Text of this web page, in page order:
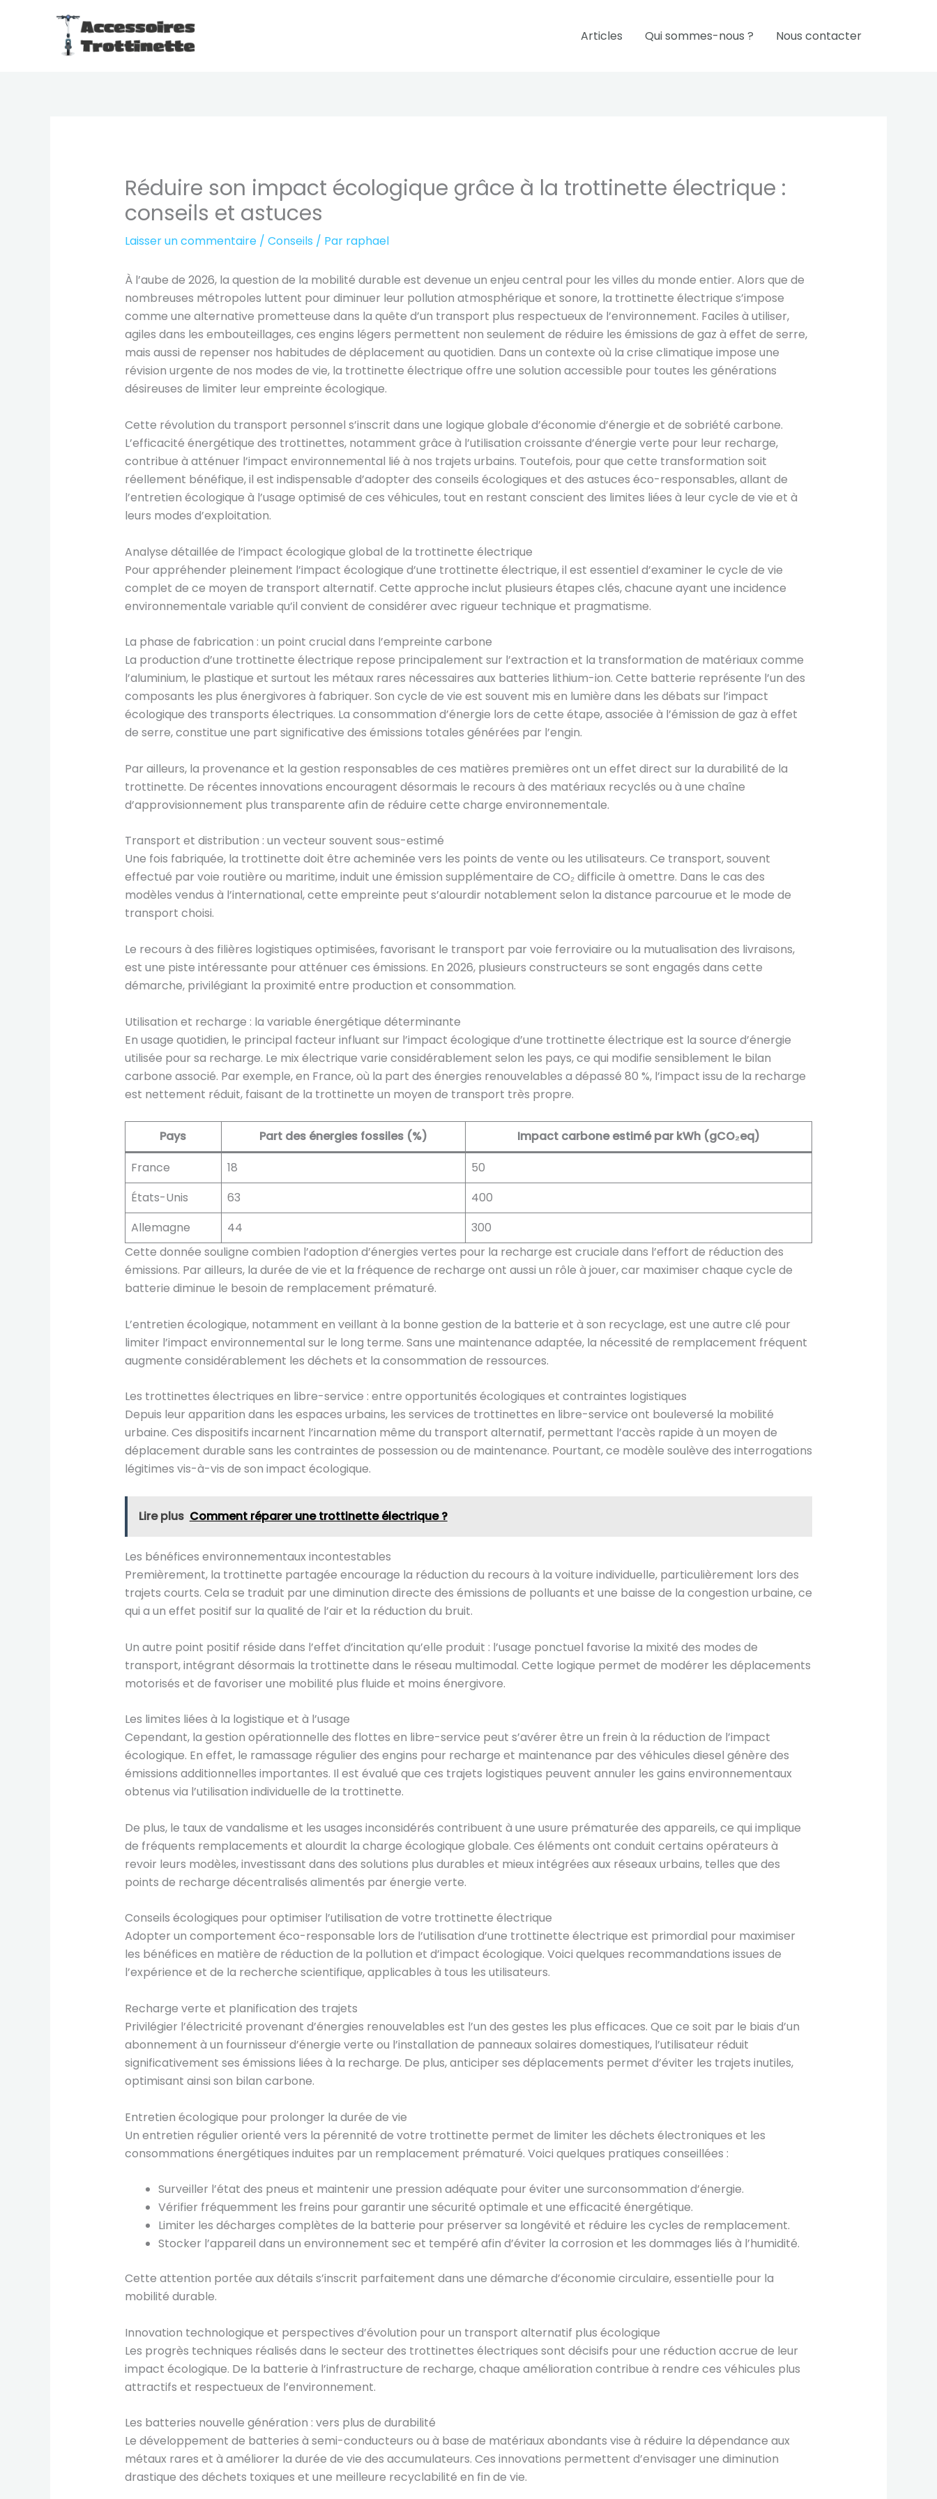
Articles Qui sommes-nous ? Nous contacter
Réduire son impact écologique grâce à la trottinette électrique :
conseils et astuces
Laisser un commentaire / Conseils / Par raphael
À l’aube de 2026, la question de la mobilité durable est devenue un enjeu central pour les villes du monde entier. Alors que de
nombreuses métropoles luttent pour diminuer leur pollution atmosphérique et sonore, la trottinette électrique s’impose
comme une alternative prometteuse dans la quête d’un transport plus respectueux de l’environnement. Faciles à utiliser,
agiles dans les embouteillages, ces engins légers permettent non seulement de réduire les émissions de gaz à effet de serre,
mais aussi de repenser nos habitudes de déplacement au quotidien. Dans un contexte où la crise climatique impose une
révision urgente de nos modes de vie, la trottinette électrique offre une solution accessible pour toutes les générations
désireuses de limiter leur empreinte écologique.
Cette révolution du transport personnel s’inscrit dans une logique globale d’économie d’énergie et de sobriété carbone.
L’efficacité énergétique des trottinettes, notamment grâce à l’utilisation croissante d’énergie verte pour leur recharge,
contribue à atténuer l’impact environnemental lié à nos trajets urbains. Toutefois, pour que cette transformation soit
réellement bénéfique, il est indispensable d’adopter des conseils écologiques et des astuces éco-responsables, allant de
l’entretien écologique à l’usage optimisé de ces véhicules, tout en restant conscient des limites liées à leur cycle de vie et à
leurs modes d’exploitation.
Analyse détaillée de l’impact écologique global de la trottinette électrique
Pour appréhender pleinement l’impact écologique d’une trottinette électrique, il est essentiel d’examiner le cycle de vie
complet de ce moyen de transport alternatif. Cette approche inclut plusieurs étapes clés, chacune ayant une incidence
environnementale variable qu’il convient de considérer avec rigueur technique et pragmatisme.
La phase de fabrication : un point crucial dans l’empreinte carbone
La production d’une trottinette électrique repose principalement sur l’extraction et la transformation de matériaux comme
l’aluminium, le plastique et surtout les métaux rares nécessaires aux batteries lithium-ion. Cette batterie représente l’un des
composants les plus énergivores à fabriquer. Son cycle de vie est souvent mis en lumière dans les débats sur l’impact
écologique des transports électriques. La consommation d’énergie lors de cette étape, associée à l’émission de gaz à effet
de serre, constitue une part significative des émissions totales générées par l’engin.
Par ailleurs, la provenance et la gestion responsables de ces matières premières ont un effet direct sur la durabilité de la
trottinette. De récentes innovations encouragent désormais le recours à des matériaux recyclés ou à une chaîne
d’approvisionnement plus transparente afin de réduire cette charge environnementale.
Transport et distribution : un vecteur souvent sous-estimé
Une fois fabriquée, la trottinette doit être acheminée vers les points de vente ou les utilisateurs. Ce transport, souvent
effectué par voie routière ou maritime, induit une émission supplémentaire de CO₂ difficile à omettre. Dans le cas des
modèles vendus à l’international, cette empreinte peut s’alourdir notablement selon la distance parcourue et le mode de
transport choisi.
Le recours à des filières logistiques optimisées, favorisant le transport par voie ferroviaire ou la mutualisation des livraisons,
est une piste intéressante pour atténuer ces émissions. En 2026, plusieurs constructeurs se sont engagés dans cette
démarche, privilégiant la proximité entre production et consommation.
Utilisation et recharge : la variable énergétique déterminante
En usage quotidien, le principal facteur influant sur l’impact écologique d’une trottinette électrique est la source d’énergie
utilisée pour sa recharge. Le mix électrique varie considérablement selon les pays, ce qui modifie sensiblement le bilan
carbone associé. Par exemple, en France, où la part des énergies renouvelables a dépassé 80 %, l’impact issu de la recharge
est nettement réduit, faisant de la trottinette un moyen de transport très propre.
Pays Part des énergies fossiles (%)
Impact carbone estimé par kWh (gCO₂eq)
France
18
50
États-Unis
63
400
Allemagne
44
300
Cette donnée souligne combien l’adoption d’énergies vertes pour la recharge est cruciale dans l’effort de réduction des
émissions. Par ailleurs, la durée de vie et la fréquence de recharge ont aussi un rôle à jouer, car maximiser chaque cycle de
batterie diminue le besoin de remplacement prématuré.
L’entretien écologique, notamment en veillant à la bonne gestion de la batterie et à son recyclage, est une autre clé pour
limiter l’impact environnemental sur le long terme. Sans une maintenance adaptée, la nécessité de remplacement fréquent
augmente considérablement les déchets et la consommation de ressources.
Les trottinettes électriques en libre-service : entre opportunités écologiques et contraintes logistiques
Depuis leur apparition dans les espaces urbains, les services de trottinettes en libre-service ont bouleversé la mobilité
urbaine. Ces dispositifs incarnent l’incarnation même du transport alternatif, permettant l’accès rapide à un moyen de
déplacement durable sans les contraintes de possession ou de maintenance. Pourtant, ce modèle soulève des interrogations
légitimes vis-à-vis de son impact écologique.
Lire plus Comment réparer une trottinette électrique ?
Les bénéfices environnementaux incontestables
Premièrement, la trottinette partagée encourage la réduction du recours à la voiture individuelle, particulièrement lors des
trajets courts. Cela se traduit par une diminution directe des émissions de polluants et une baisse de la congestion urbaine, ce
qui a un effet positif sur la qualité de l’air et la réduction du bruit.
Un autre point positif réside dans l’effet d’incitation qu’elle produit : l’usage ponctuel favorise la mixité des modes de
transport, intégrant désormais la trottinette dans le réseau multimodal. Cette logique permet de modérer les déplacements
motorisés et de favoriser une mobilité plus fluide et moins énergivore.
Les limites liées à la logistique et à l’usage
Cependant, la gestion opérationnelle des flottes en libre-service peut s’avérer être un frein à la réduction de l’impact
écologique. En effet, le ramassage régulier des engins pour recharge et maintenance par des véhicules diesel génère des
émissions additionnelles importantes. Il est évalué que ces trajets logistiques peuvent annuler les gains environnementaux
obtenus via l’utilisation individuelle de la trottinette.
De plus, le taux de vandalisme et les usages inconsidérés contribuent à une usure prématurée des appareils, ce qui implique
de fréquents remplacements et alourdit la charge écologique globale. Ces éléments ont conduit certains opérateurs à
revoir leurs modèles, investissant dans des solutions plus durables et mieux intégrées aux réseaux urbains, telles que des
points de recharge décentralisés alimentés par énergie verte.
Conseils écologiques pour optimiser l’utilisation de votre trottinette électrique
Adopter un comportement éco-responsable lors de l’utilisation d’une trottinette électrique est primordial pour maximiser
les bénéfices en matière de réduction de la pollution et d’impact écologique. Voici quelques recommandations issues de
l’expérience et de la recherche scientifique, applicables à tous les utilisateurs.
Recharge verte et planification des trajets
Privilégier l’électricité provenant d’énergies renouvelables est l’un des gestes les plus efficaces. Que ce soit par le biais d’un
abonnement à un fournisseur d’énergie verte ou l’installation de panneaux solaires domestiques, l’utilisateur réduit
significativement ses émissions liées à la recharge. De plus, anticiper ses déplacements permet d’éviter les trajets inutiles,
optimisant ainsi son bilan carbone.
Entretien écologique pour prolonger la durée de vie
Un entretien régulier orienté vers la pérennité de votre trottinette permet de limiter les déchets électroniques et les
consommations énergétiques induites par un remplacement prématuré. Voici quelques pratiques conseillées :
Surveiller l’état des pneus et maintenir une pression adéquate pour éviter une surconsommation d’énergie.
Vérifier fréquemment les freins pour garantir une sécurité optimale et une efficacité énergétique.
Limiter les décharges complètes de la batterie pour préserver sa longévité et réduire les cycles de remplacement.
Stocker l’appareil dans un environnement sec et tempéré afin d’éviter la corrosion et les dommages liés à l’humidité.
Cette attention portée aux détails s’inscrit parfaitement dans une démarche d’économie circulaire, essentielle pour la
mobilité durable.
Innovation technologique et perspectives d’évolution pour un transport alternatif plus écologique
Les progrès techniques réalisés dans le secteur des trottinettes électriques sont décisifs pour une réduction accrue de leur
impact écologique. De la batterie à l’infrastructure de recharge, chaque amélioration contribue à rendre ces véhicules plus
attractifs et respectueux de l’environnement.
Les batteries nouvelle génération : vers plus de durabilité
Le développement de batteries à semi-conducteurs ou à base de matériaux abondants vise à réduire la dépendance aux
métaux rares et à améliorer la durée de vie des accumulateurs. Ces innovations permettent d’envisager une diminution
drastique des déchets toxiques et une meilleure recyclabilité en fin de vie.